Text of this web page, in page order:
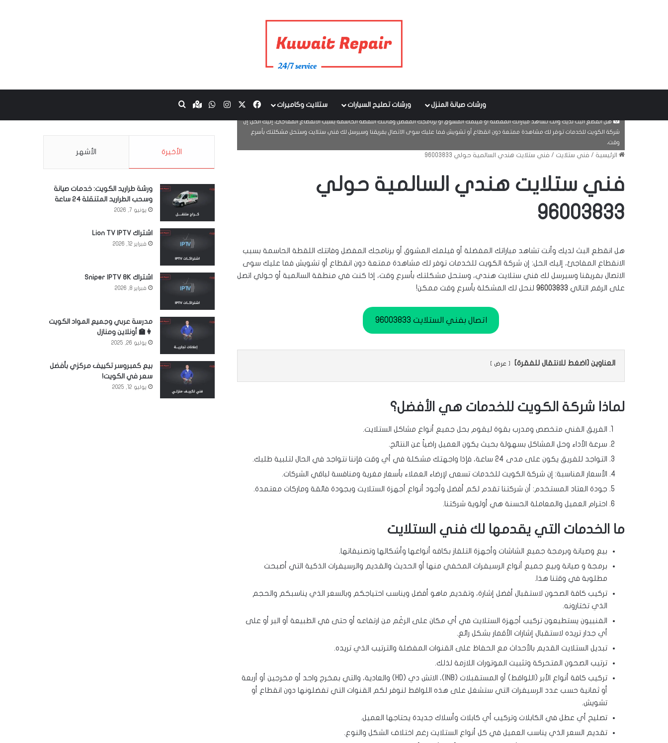
ورشات صيانة المنزل ورشات تصليح السيارات ستلايت وكاميرات فيسبوكانستقرام
واتسابGoogle maps
بحث عن
هل انقطع البث لديك وأنت تشاهد مباراتك المفضلة أو فيلمك المشوق أو برنامجك المفضل وفاتتك اللقطة الحاسمة بسبب الانقطاع المفاجئ، إليك الحل: إن
شركة الكويت للخدمات توفر لك مشاهدة ممتعة دون انقطاع أو تشويش فما عليك سوى الاتصال بفريقنا وسيرسل لك فني ستلايت وستحل مشكلتك بأسرع
وقت،
الرئيسية / فني ستلايت / فني ستلايت هندي السالمية حولي 96003833
فني ستلايت هندي السالمية حولي
96003833
هل انقطع البث لديك وأنت تشاهد مباراتك المفضلة أو فيلمك المشوق أو برنامجك المفضل وفاتتك اللقطة الحاسمة بسبب
الانقطاع المفاجئ، إليك الحل: إن شركة الكويت للخدمات توفر لك مشاهدة ممتعة دون انقطاع أو تشويش فما عليك سوى
الاتصال بفريقنا وسيرسل لك فني ستلايت هندي، وستحل مشكلتك بأسرع وقت، إذا كنت في منطقة السالمية أو حولي اتصل
على الرقم التالي 96003833 لنحل لك المشكلة بأسرع وقت ممكن!
اتصال بفني الستلايت 96003833
العناوين [اضغط للانتقال للفقرة] عرض
لماذا شركة الكويت للخدمات هي الأفضل؟
الفريق الفني متخصص ومدرب بقوة ليقوم بحل جميع أنواع مشاكل الستلايت.
سرعة الأداء وحل المشاكل بسهولة بحيث يكون العميل راضياً عن النتائج.
التواجد للفريق يكون على مدى 24 ساعة، فإذا واجهتك مشكلة في أي وقت فإننا نتواجد في الحال لتلبية طلبك.
الأسعار المناسبة: إن شركة الكويت للخدمات تسعى لإرضاء العملاء بأسعار مغرية ومنافسة لباقي الشركات.
جودة العتاد المستخدم: أن شركتنا تقدم لكم أفضل وأجود أنواع أجهزة الستلايت وبجودة فائقة وماركات معتمدة.
احترام العميل والمعاملة الحسنة هي أولوية شركتنا.
ما الخدمات التي يقدمها لك فني الستلايت
بيع وصيانة وبرمجة جميع الشاشات وأجهزة التلفاز بكافه أنواعها وأشكالها وتصنيفاتها.
برمجة و صيانة وبيع جميع أنواع الرسيفرات المخفي منها أو الحديث والقديم والرسيفرات الذكية التي أصبحت
مطلوبة في وقتنا هذا.
تركيب كافة الصحون لاستقبال أفضل إشارة، وتقديم ماهو أفضل ويناسب احتياجكم وبالسعر الذي يناسبكم والحجم
الذي تختارونه.
الفنييون يستطيعون تركيب أجهزة الستلايت في أي مكان على الرغْم من ارتفاعه أو حتى في الطبيعة أو البر أو على
أي جدار تريده لاستقبال إشارات الأقمار بشكل رائع.
تبديل الستلايت القديم بالأحداث مع الحفاظ على القنوات المفضلة والترتيب الذي تريده.
ترتيب الصحون المتحركة وتثبيت الموتورات اللازمة لذلك.
تركيب كافة أنواع الأبر (اللواقط) أو المستقبلات (lNB)، الاتش دي (HD) والعادية، والتي بمخرج واحد أو مخرجين أو أربعة
أو ثمانية حسب عدد الرسيفرات التي ستشغل على هذه اللواقط لنوفر لكم القنوات التي تفضلونها دون انقطاع أو
تشويش.
تصليح أي عطل في الكابلات وتركيب أي كابلات وأسلاك جديدة يحتاجها العميل.
تقديم السعر الذي يناسب العميل في كل أنواع الستلايت رغم اختلاف الشكل والنوع.
الأخيرة الأشهر
ورشة طراريد الكويت: خدمات صيانة
وسحب الطراريد المتنقلة 24 ساعة
يونيو 7, 2026
اشتراك Lion TV IPTV
فبراير 12, 2026
اشتراك Sniper IPTV 8K
فبراير 8, 2026
مدرسة عربي وجميع المواد الكويت
👩‍🏫 أونلاين ومنازل
يوليو 26, 2025
بيع كمبروسر تكييف مركزي بأفضل
سعر في الكويت!
يوليو 12, 2025